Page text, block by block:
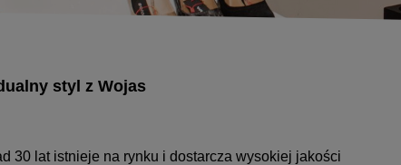
styl z Wojas
30 lat istnieje na rynku i dostarcza wysokiej jakości